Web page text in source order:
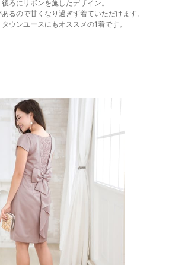
ろにリボンを施したデザイン。
るので甘くなり過ぎず着ていただけます。
ウンユースにもオススメの1着です。